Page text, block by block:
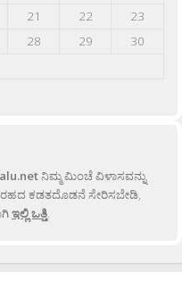
21 22
23
28 29
30
ನಿಮ್ಮ ಮಿಂಚೆ ವಿಳಾಸವನ್ನು
ಬರಹದ ಕಡತದೊಡನೆ ಸೇರಿಸಬೇಡಿ,
ಇಲ್ಲಿ ಒತ್ತಿ.